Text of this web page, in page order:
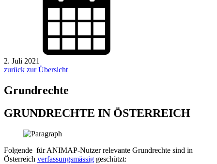
2. Juli 2021
zurück zur Übersicht
Grundrechte
GRUNDRECHTE IN ÖSTERREICH
Folgende für ANIMAP-Nutzer relevante Grundrechte sind in
Österreich verfassungsmässig geschützt: